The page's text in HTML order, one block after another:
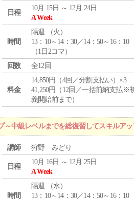
日程
10月 15日 ～ 12月 24日
A Week
時間
隔週 （火 ）
13：10～14：30／14：50～16：10
（1日2コマ）
回数
全12回
料金
14,850円（4回／分割支払い）×3
41,250円（12回／一括前納支払※
義開始前まで）
～中級レベルまでを総復習してスキルア
講師 狩野 みどり
日程
10月 16日 ～ 12月 25日
A Week
時間
隔週 （水）
13：10～14：30／14：50～16：10